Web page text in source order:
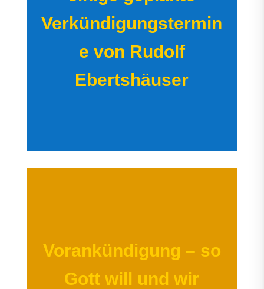
Verkündigungstermin
e von Rudolf
Ebertshäuser
Vorankündigung – so
Gott will und wir